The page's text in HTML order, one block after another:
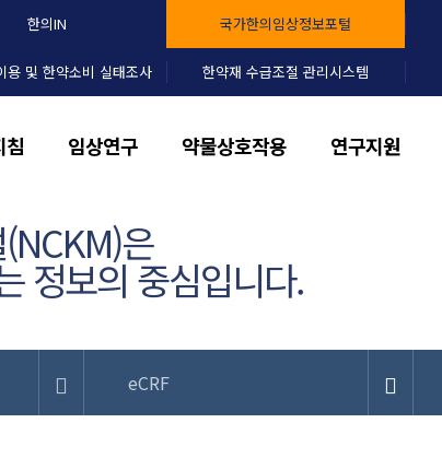
한의IN 국가한의임상정보포털
용 및 한약소비 실태조사 한약재 수급조절 관리시스템
침 임상연구 약물상호작용 연구지원
은
정보의 중심입니다.
eCRF